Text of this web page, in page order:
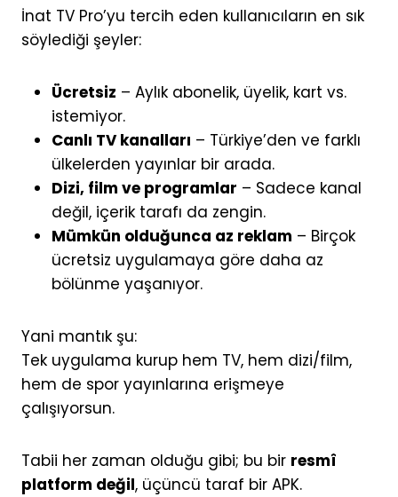
İnat TV Pro’yu tercih eden kullanıcıların en sık
söylediği şeyler:
Ücretsiz – Aylık abonelik, üyelik, kart vs.
istemiyor.
Canlı TV kanalları – Türkiye’den ve farklı
ülkelerden yayınlar bir arada.
Dizi, film ve programlar – Sadece kanal
değil, içerik tarafı da zengin.
Mümkün olduğunca az reklam – Birçok
ücretsiz uygulamaya göre daha az
bölünme yaşanıyor.
Yani mantık şu:
Tek uygulama kurup hem TV, hem dizi/film,
hem de spor yayınlarına erişmeye
çalışıyorsun.
Tabii her zaman olduğu gibi; bu bir resmî
platform değil, üçüncü taraf bir APK.